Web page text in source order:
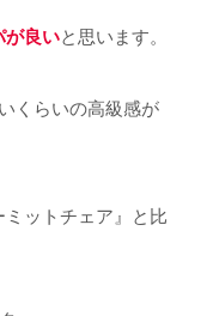
が良いと思います。
くらいの高級感が
ットチェア』と比